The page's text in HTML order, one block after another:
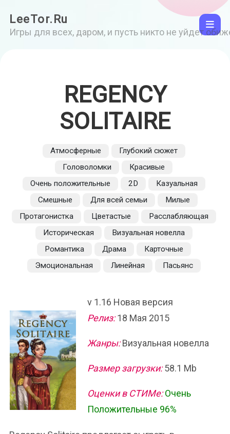
LeeTor.Ru
Игры для всех, даром, и пусть никто не уйдет
REGENCY
SOLITAIRE
Атмосферные
Глубокий сюжет
Головоломки
Красивые
Очень положительные
2D
Казуальная
Смешные
Для всей семьи
Милые
Протагонистка
Цветастые
Расслабляющая
Историческая
Визуальная новелла
Романтика
Драма
Карточные
Эмоциональная
Линейная Пасьянс
v 1.16 Новая версия
Релиз:18 Мая 2015
Жанры:Визуальная новелла
Размер загрузки:58.1 Mb
Оценки в СТИМе: Очень
Положительные 96%